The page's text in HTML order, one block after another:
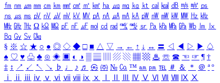
㎙ ㎚ ㎛ ㎜ ㎝ ㎞ ㎟ ㎠ ㎡ ㎢ ㏊ ㎍ ㎎ ㎏ ㏏ ㎈ ㎉ ㏈ ㎧ ㎨ ㎰
㎱ ㎲ ㎳ ㎴ ㎵ ㎶ ㎷ ㎸ ㎹ ㎀ ㎁ ㎂ ㎃ ㎄ ㎺ ㎻ ㎽ ㎾ ㎿ ㎐ ㎑
㎒ ㎓ ㎔ Ω ㏀ ㏁ ㎊ ㎋ ㎌ ㏖ ㏅ ㎭ ㎮ ㎯ ㏛ ㎩ ㎪ ㎫ ㎬ ㏝ ㏐
㏓
㏃ ㏉ ㏜ ㏆
§ ※ ☆ ★ ○ ● ◎ ◇ ◆ □ ■ △ ▽ → ← ↑ ↓ ↔ 〓 ◁ ◀ ▷ ▶ ♤
♠ ♡ ♥ ♧ ♣ ⊙ ◈ ▣ ◐ ◑ ▒ ▤ ▨ ▧ ▦ ▩ ♨ ☏ ☎ ☜ ☞ ¶ †
‡ ↕ ↗ ↙ ↖ ↘ ♭ ♩ ♪ ♬ ㉿ ㈜ № ㏇ ™ ㏂ ㏘ ℡ ＃ ＆ ＊ ＠ ª º
ⅰ
ⅱ ⅲ ⅳ ⅴ ⅵ ⅶ ⅷ ⅸ ⅹ Ⅳ Ⅴ Ⅵ Ⅶ Ⅷ Ⅸ Ⅹ